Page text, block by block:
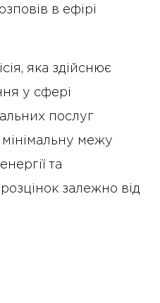
в ефірі
яка здійснює
у сфері
послуг
межу
та
залежно від